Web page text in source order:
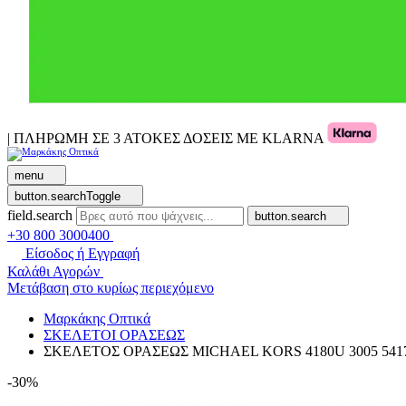
| ΠΛΗΡΩΜΗ ΣΕ 3 ΑΤΟΚΕΣ ΔΟΣΕΙΣ ΜΕ KLARNA
menu
button.searchToggle
field.search button.search
+30 800 3000400
Είσοδος ή Εγγραφή
Καλάθι Αγορών
Μετάβαση στο κυρίως περιεχόμενο
Μαρκάκης Οπτικά
ΣΚΕΛΕΤΟΙ ΟΡΑΣΕΩΣ
ΣΚΕΛΕΤΟΣ ΟΡΑΣΕΩΣ MICHAEL KORS 4180U 3005
-30%